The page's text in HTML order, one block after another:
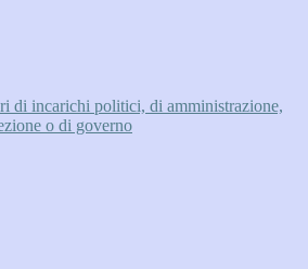
di incarichi politici, di amministrazione,
o di governo